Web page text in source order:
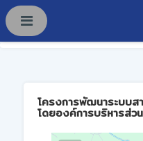
โครงการพัฒนาระบบส
โดยองค์การบริหารส่ว